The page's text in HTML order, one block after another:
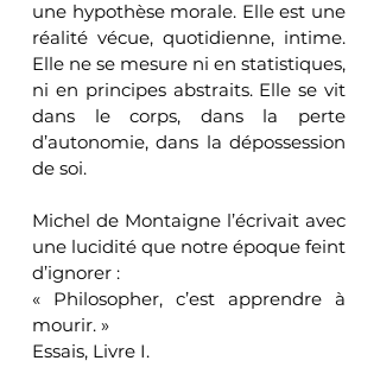
une hypothèse morale. Elle est une
réalité vécue, quotidienne, intime.
Elle ne se mesure ni en statistiques,
ni en principes abstraits. Elle se vit
dans le corps, dans la perte
d’autonomie, dans la dépossession
de soi.
Michel de Montaigne l’écrivait avec
une lucidité que notre époque feint
d’ignorer :
« Philosopher, c’est apprendre à
mourir. »
Essais, Livre I.